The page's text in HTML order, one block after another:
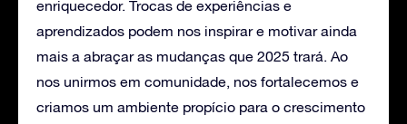
enriquecedor. Trocas de experiências e
aprendizados podem nos inspirar e motivar ainda
mais a abraçar as mudanças que 2025 trará. Ao
nos unirmos em comunidade, nos fortalecemos e
criamos um ambiente propício para o crescimento